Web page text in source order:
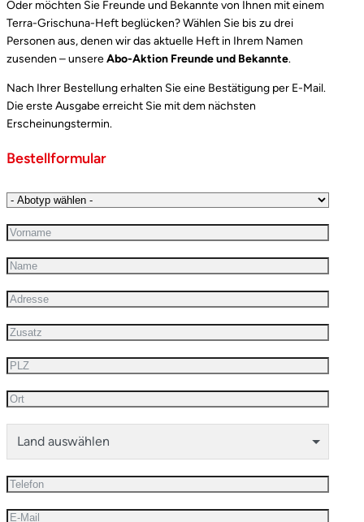
Oder möchten Sie Freunde und Bekannte von Ihnen mit einem
Terra-Grischuna-Heft beglücken? Wählen Sie bis zu drei
Personen aus, denen wir das aktuelle Heft in Ihrem Namen
zusenden – unsereAbo-Aktion Freunde und Bekannte.
Nach Ihrer Bestellung erhalten Sie eine Bestätigung per E-Mail.
Die erste Ausgabe erreicht Sie mit dem nächsten
Erscheinungstermin.
Bestellformular
Land auswählen